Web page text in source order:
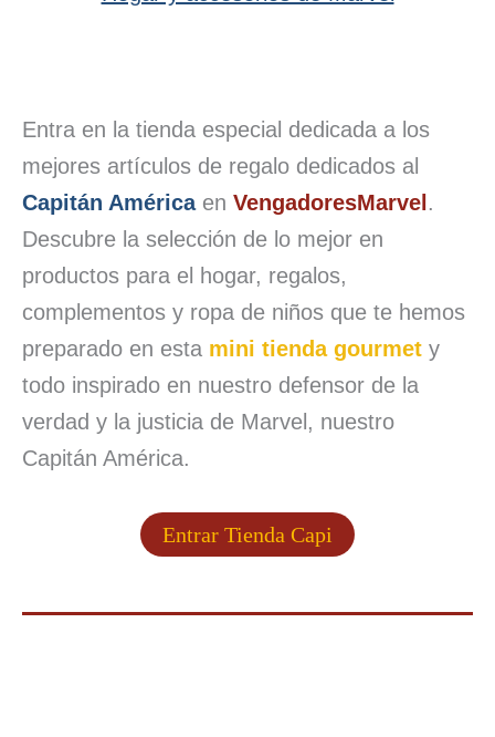
Entra en la tienda especial dedicada a los
mejores artículos de regalo dedicados al
Capitán Américaen VengadoresMarvel .
Descubre la selección de lo mejor en
productos para el hogar, regalos,
complementos y ropa de niños que te hemos
preparado en esta mini tienda gourmet y
todo inspirado en nuestro defensor de la
verdad y la justicia de Marvel, nuestro
Capitán América.
Entrar Tienda Capi